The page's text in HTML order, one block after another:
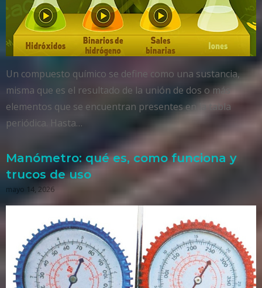
Un compuesto químico se define como una sustancia,
misma que es el resultado de la unión de dos o más
elementos que se encuentran presentes en la tabla
periódica. Hasta…
Manómetro: qué es, como funciona y
trucos de uso
mayo 14, 2026